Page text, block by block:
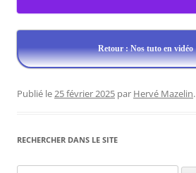
Retour : Nos tuto en vidéo
Publié le25 février 2025 par Hervé Mazelin.
RECHERCHER DANS LE SITE